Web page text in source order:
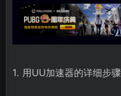
1. 用UU加速器的详细步骤